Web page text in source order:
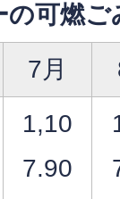
可燃ご
7月
1,10
7.90